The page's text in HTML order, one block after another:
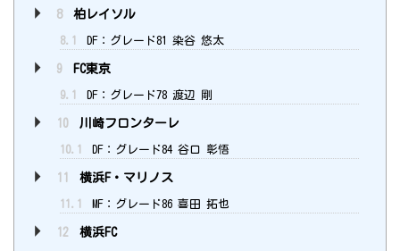
8 柏レイソル
8.1 DF：グレード81 染谷 悠太
9 FC東京
9.1 DF：グレード78 渡辺 剛
10 川崎フロンターレ
10.1 DF：グレード84 谷口 彰悟
11 横浜F・マリノス
11.1 MF：グレード86 喜田 拓也
12 横浜FC